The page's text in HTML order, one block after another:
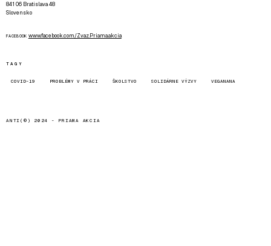
841 06 Bratislava 48
Slovensko
FACEBOOK www.facebook.com/Zvaz.Priama.akcia
TAGY
COVID-19 PROBLÉMY V PRÁCI ŠKOLSTVO SOLIDÁRNE VÝZVY VEGANANA
ANTI(©) 2024 - PRIAMA AKCIA